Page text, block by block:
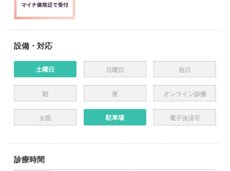
設備・対応
土曜日 日曜日 祝日
朝 夜 オンライン診療
女医 駐車場 電子決済可
診療時間